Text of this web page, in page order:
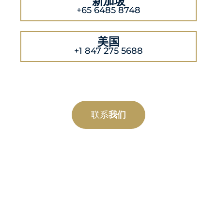
+65 6485 8748
美国
+1 847 275 5688
联系我们